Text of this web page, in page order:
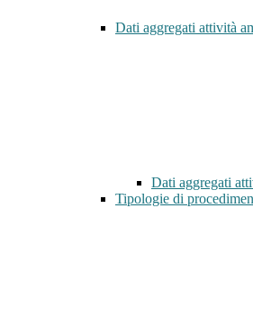
Dati aggregati attività
Dati aggregati
Tipologie di